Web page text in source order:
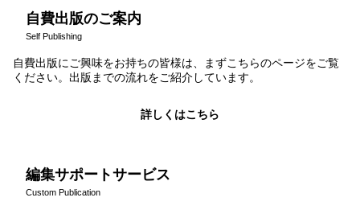
自費出版のご案内
Self Publishing
自費出版にご興味をお持ちの皆様は、まずこちらのページをご覧
ください。出版までの流れをご紹介しています。
詳しくはこちら
編集サポートサービス
Custom Publication